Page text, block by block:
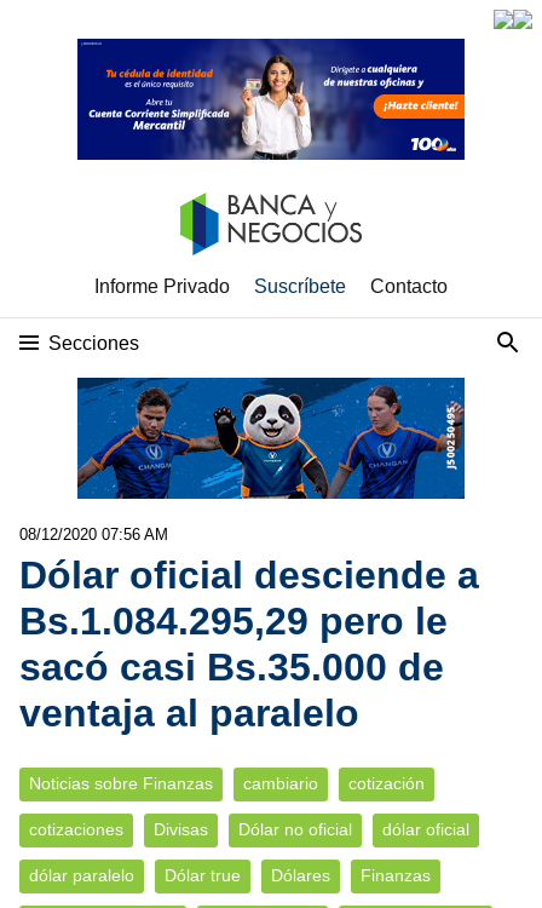
Informe Privado Suscríbete Contacto
Secciones
08/12/2020 07:56 AM
Dólar oficial desciende a
Bs.1.084.295,29 pero le
sacó casi Bs.35.000 de
ventaja al paralelo
Noticias sobre Finanzas cambiario cotización
cotizaciones Divisas Dólar no oficial dólar oficial
dólar paralelo Dólar true Dólares Finanzas